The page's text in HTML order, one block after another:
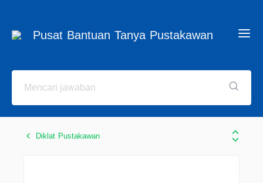
Pusat Bantuan Tanya Pustakawan
Diklat Pustakawan